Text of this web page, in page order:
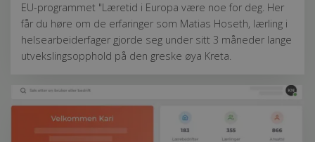
EU-programmet "Læretid i Europa være noe for deg. Her
får du høre om de erfaringer som Matias Hoseth, lærling i
helsearbeiderfager gjorde seg under sitt 3 måneder lange
utvekslingsopphold på den greske øya Kreta.